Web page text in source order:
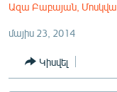
Ազա Բաբայան, Մոսկվա
մայիս 23, 2014
Կիսվել